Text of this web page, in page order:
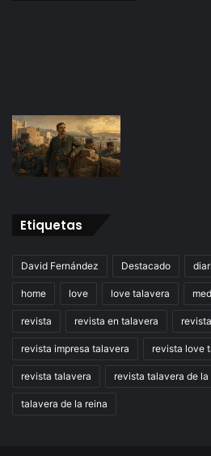
Etiquetas
David Fernández Destacado
home love love talavera
revista revista en talavera
revista impresa talavera revista love
revista talavera revista talavera de la
talavera de la reina